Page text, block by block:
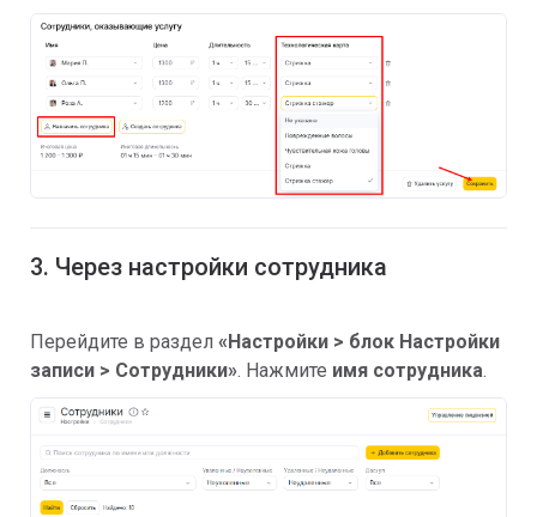
3. Через настройки сотрудника
Перейдите в раздел «Настройки > блок Настройки
записи > Сотрудники». Нажмите имя сотрудника.